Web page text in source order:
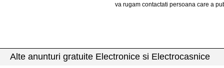
va rugam contactati persoana care a
Alte anunturi gratuite Electronice si Electrocasnice